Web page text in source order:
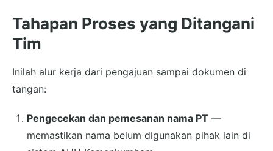
Tahapan Proses yang Ditangani
Tim
Inilah alur kerja dari pengajuan sampai dokumen di
tangan:
Pengecekan dan pemesanan nama PT —
memastikan nama belum digunakan pihak lain di